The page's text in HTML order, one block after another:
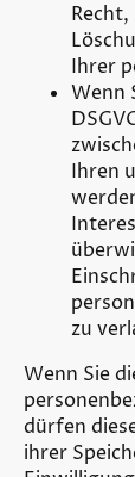
Ihrer
Wenn
Ihren
zu
Wenn Sie
dürfen
ihrer